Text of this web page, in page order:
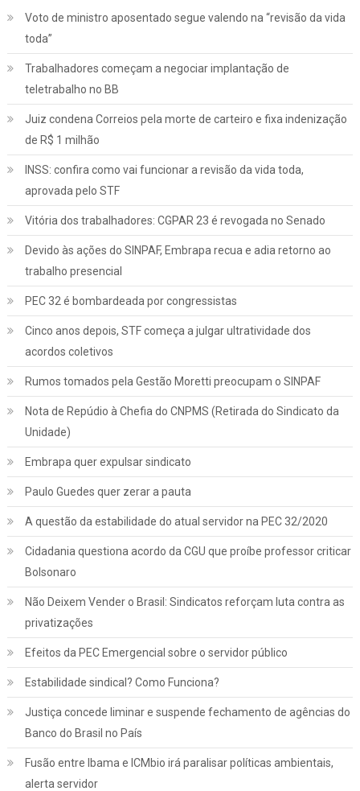
Voto de ministro aposentado segue valendo na “revisão da vida
toda”
Trabalhadores começam a negociar implantação de
teletrabalho no BB
Juiz condena Correios pela morte de carteiro e fixa indenização
de R$ 1 milhão
INSS: confira como vai funcionar a revisão da vida toda,
aprovada pelo STF
Vitória dos trabalhadores: CGPAR 23 é revogada no Senado
Devido às ações do SINPAF, Embrapa recua e adia retorno ao
trabalho presencial
PEC 32 é bombardeada por congressistas
Cinco anos depois, STF começa a julgar ultratividade dos
acordos coletivos
Rumos tomados pela Gestão Moretti preocupam o SINPAF
Nota de Repúdio à Chefia do CNPMS (Retirada do Sindicato da
Unidade)
Embrapa quer expulsar sindicato
Paulo Guedes quer zerar a pauta
A questão da estabilidade do atual servidor na PEC 32/2020
Cidadania questiona acordo da CGU que proíbe professor criticar
Bolsonaro
Não Deixem Vender o Brasil: Sindicatos reforçam luta contra as
privatizações
Efeitos da PEC Emergencial sobre o servidor público
Estabilidade sindical? Como Funciona?
Justiça concede liminar e suspende fechamento de agências do
Banco do Brasil no País
Fusão entre Ibama e ICMbio irá paralisar políticas ambientais,
alerta servidor